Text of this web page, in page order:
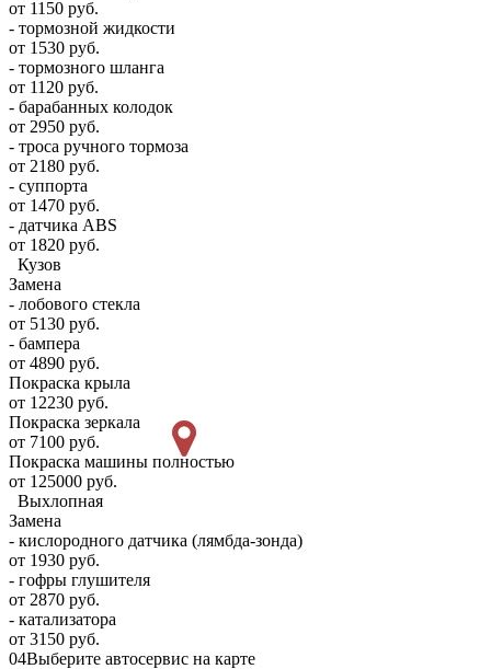
от 1150 руб.
- тормозной жидкости
от 1530 руб.
- тормозного шланга
от 1120 руб.
- барабанных колодок
от 2950 руб.
- троса ручного тормоза
от 2180 руб.
- суппорта
от 1470 руб.
- датчика ABS
от 1820 руб.
Кузов
Замена
- лобового стекла
от 5130 руб.
- бампера
от 4890 руб.
Покраска крыла
от 12230 руб.
Покраска зеркала
от 7100 руб.
Покраска машины полностью
от 125000 руб.
Выхлопная
Замена
- кислородного датчика (лямбда-зонда)
от 1930 руб.
- гофры глушителя
от 2870 руб.
- катализатора
от 3150 руб.
04Выберите автосервис на карте